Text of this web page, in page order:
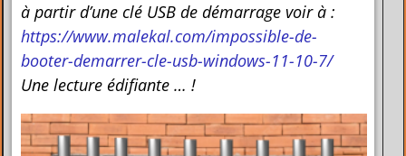
à partir d’une clé USB de démarrage voir à :
https://www.malekal.com/impossible-de-
booter-demarrer-cle-usb-windows-11-10-7/
Une lecture édifiante … !